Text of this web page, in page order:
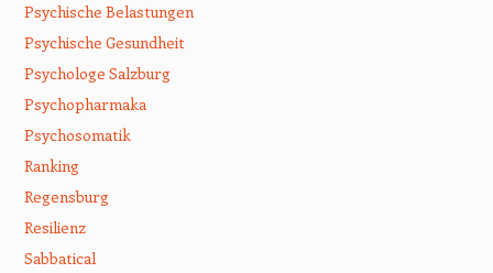
Psychische Belastungen
Psychische Gesundheit
Psychologe Salzburg
Psychopharmaka
Psychosomatik
Ranking
Regensburg
Resilienz
Sabbatical